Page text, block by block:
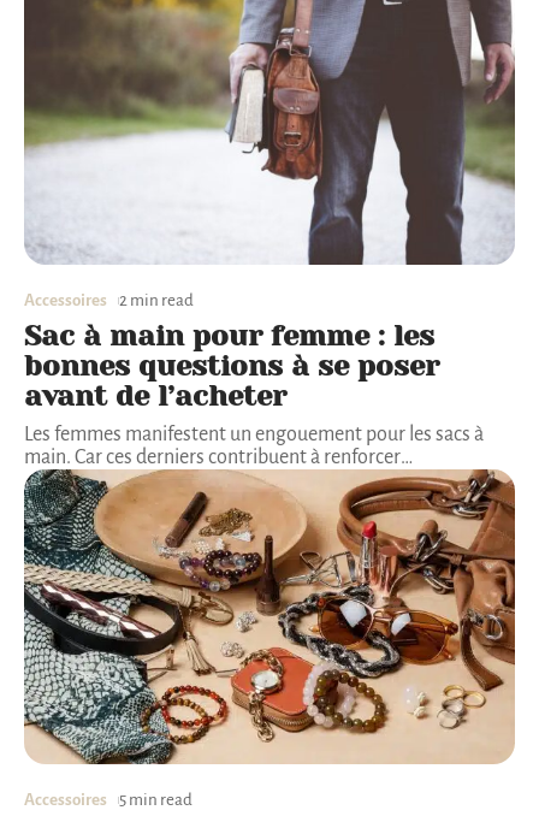
Accessoires 2 min read
Sac à main pour femme : les
bonnes questions à se poser
avant de l’acheter
Les femmes manifestent un engouement pour les sacs à
main. Car ces derniers contribuent à renforcer…
Accessoires 5 min read